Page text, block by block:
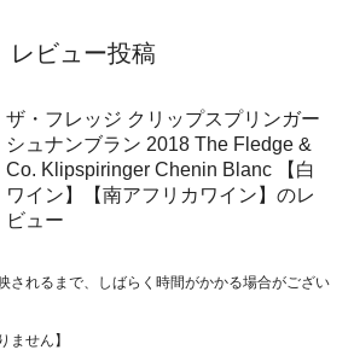
レビュー投稿
ザ・フレッジ クリップスプリンガー
シュナンブラン 2018 The Fledge &
Co. Klipspiringer Chenin Blanc 【白
ワイン】【南アフリカワイン】のレ
ビュー
されるまで、しばらく時間がかかる場合がござい
ません】